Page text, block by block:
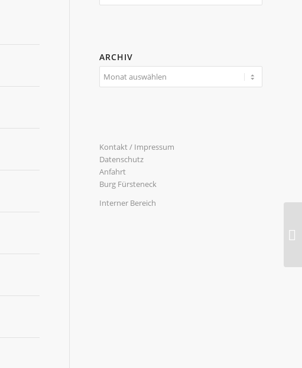
ARCHIV
Kontakt / Impressum
Datenschutz
Anfahrt
Burg Fürsteneck
Interner Bereich